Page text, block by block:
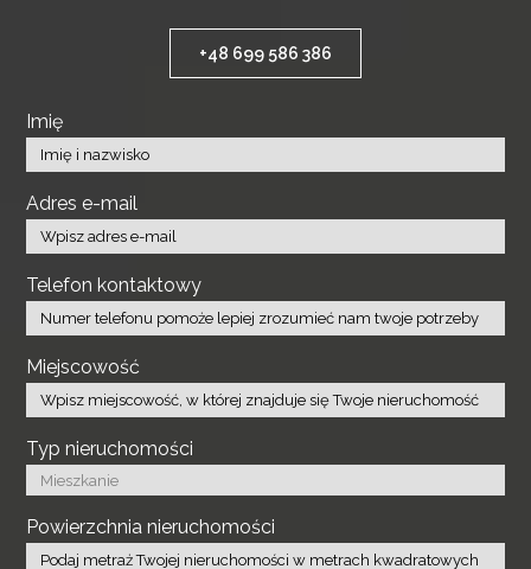
+48 699 586 386
Imię
Adres e-mail
Telefon kontaktowy
Miejscowość
Typ nieruchomości
Powierzchnia nieruchomości